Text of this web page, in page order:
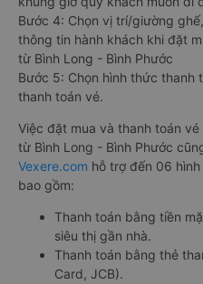
Bước 4: Chọn vị trí/giường
thông tin hành khách khi đặt
từ Bình Long - Bình Phước
Bước 5: Chọn hình thức thanh
thanh toán vé.
Việc đặt mua và thanh toán
từ Bình Long - Bình Phước
Vexere.com hỗ trợ đến 06
bao gồm:
Thanh toán bằng tiền
siêu thị gần nhà.
Thanh toán bằng thẻ
Card, JCB).